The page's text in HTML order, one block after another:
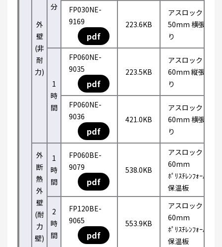
外
壁
(非
耐
力)
分
FP030NE-
9169
pdf
223.6KB
アスロック
50mm 横張
り
1
時
間
FP060NE-
9035
pdf
223.5KB
アスロック
60mm 縦張
り
FP060NE-
9036
pdf
421.0KB
アスロック
60mm 横張
り
外
断
熱
外
壁
(耐
力
壁)
1
時
間
FP060BE-
9079
pdf
538.0KB
アスロック
60mm
ﾎﾟﾘｽﾁﾚﾝﾌｫｰﾑ
保温板
2
時
間
FP120BE-
9065
pdf
553.9KB
アスロック
60mm
ﾎﾟﾘｽﾁﾚﾝﾌｫｰﾑ
保温板